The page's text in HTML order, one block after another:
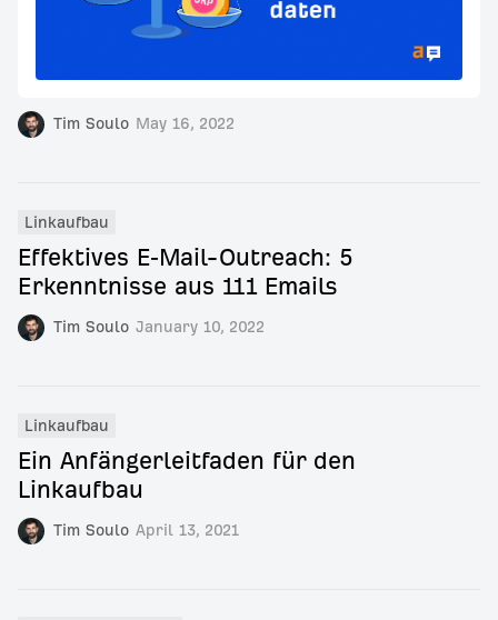
Tim Soulo May 16, 2022
Tim Soulo January 10, 2022
Linkaufbau
Effektives E‑Mail-Outreach: 5
Erkenntnisse aus 111 Emails
Tim Soulo April 13, 2021
Linkaufbau
Ein Anfängerleitfaden für den
Linkaufbau